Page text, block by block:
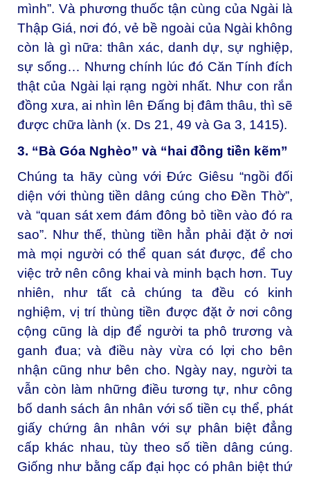
mình”. Và phương thuốc tận cùng của Ngài là
Thập Giá, nơi đó, vẻ bề ngoài của Ngài không
còn là gì nữa: thân xác, danh dự, sự nghiệp,
sự sống… Nhưng chính lúc đó Căn Tính đích
thật của Ngài lại rạng ngời nhất. Như con rắn
đồng xưa, ai nhìn lên Đấng bị đâm thâu, thì sẽ
được chữa lành (x. Ds 21, 49 và Ga 3, 1415).
3. “Bà Góa Nghèo” và “hai đồng tiền kẽm”
Chúng ta hãy cùng với Đức Giêsu “ngồi đối
diện với thùng tiền dâng cúng cho Đền Thờ”,
và “quan sát xem đám đông bỏ tiền vào đó ra
sao”. Như thế, thùng tiền hẳn phải đặt ở nơi
mà mọi người có thể quan sát được, để cho
việc trở nên công khai và minh bạch hơn. Tuy
nhiên, như tất cả chúng ta đều có kinh
nghiệm, vị trí thùng tiền được đặt ở nơi công
cộng cũng là dịp để người ta phô trương và
ganh đua; và điều này vừa có lợi cho bên
nhận cũng như bên cho. Ngày nay, người ta
vẫn còn làm những điều tương tự, như công
bố danh sách ân nhân với số tiền cụ thể, phát
giấy chứng ân nhân với sự phân biệt đẳng
cấp khác nhau, tùy theo số tiền dâng cúng.
Giống như bằng cấp đại học có phân biệt thứ